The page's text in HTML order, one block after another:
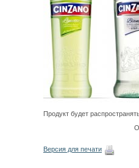
Продукт будет
Версия для печати